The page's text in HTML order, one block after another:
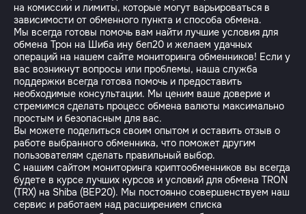
на комиссии и лимиты, которые могут варьироваться в
зависимости от обменного пункта и способа обмена.
Мы всегда готовы помочь вам найти лучшие условия для
обмена Трон на Шиба ину беп20 и желаем удачных
операций на нашем сайте мониторинга обменников! Если у
вас возникнут вопросы или проблемы, наша служба
поддержки всегда готова помочь и предоставить
необходимые консультации. Мы ценим ваше доверие и
стремимся сделать процесс обмена валюты максимально
простым и безопасным для вас.
Вы можете поделиться своим опытом и оставить отзыв о
работе выбранного обменника, что поможет другим
пользователям сделать правильный выбор.
С нашим сайтом мониторинга криптообменников вы всегда
будете в курсе лучших курсов и условий для обмена TRON
(TRX) на Shiba (BEP20). Мы постоянно совершенствуем наш
сервис и работаем над расширением списка